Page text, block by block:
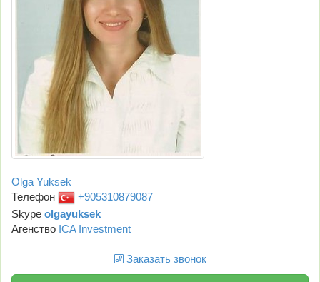
Olga Yuksek
Телефон
+905310879087
Skype olgayuksek
Агенство ICA Investment
Заказать звонок